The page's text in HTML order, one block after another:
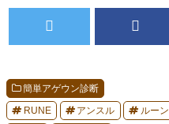
簡単アゲウン診断
RUNE アンスル ルーン